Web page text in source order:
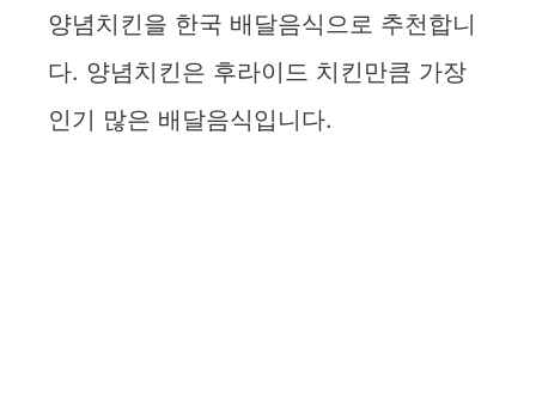
양념치킨을 한국 배달음식으로 추천합니
다. 양념치킨은 후라이드 치킨만큼 가장
인기 많은 배달음식입니다.